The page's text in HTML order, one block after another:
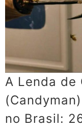
A Lenda de
no Brasil: